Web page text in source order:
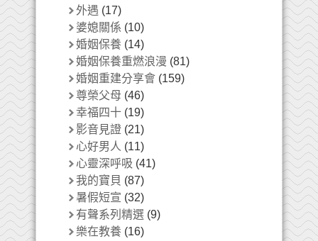
外遇 (17)
婆媳關係 (10)
婚姻保養 (14)
婚姻保養重燃浪漫 (81)
婚姻重建分享會 (159)
尊榮父母 (46)
幸福四十 (19)
影音見證 (21)
心好男人 (11)
心靈深呼吸 (41)
我的寶貝 (87)
暑假短宣 (32)
有聲系列精選 (9)
樂在教養 (16)